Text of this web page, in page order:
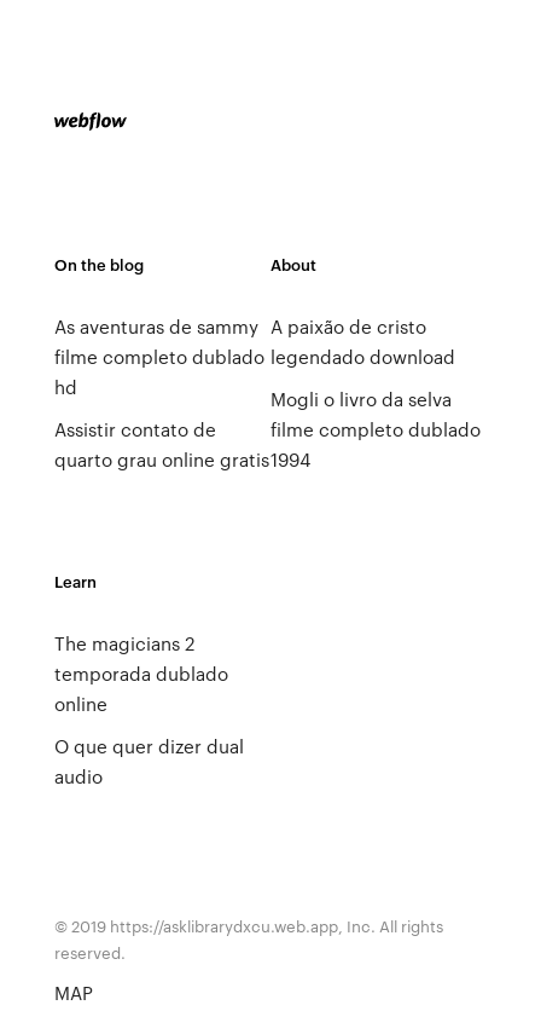
On the blog
As aventuras de sammy
filme completo dublado
hd
Assistir contato de
quarto grau online gratis
About
A paixão de cristo
legendado download
Mogli o livro da selva
filme completo dublado
1994
Learn
The magicians 2
temporada dublado
online
O que quer dizer dual
audio
© 2019 https://asklibrarydxcu.web.app, Inc. All rights
reserved.
MAP